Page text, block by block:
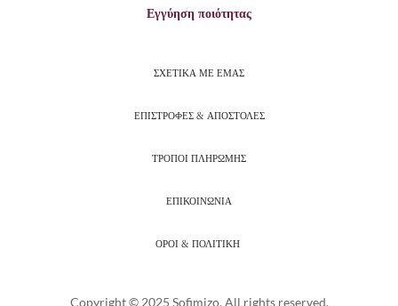
Εγγύηση ποιότητας
ΣΧΕΤΙΚΑ ΜΕ ΕΜΑΣ
ΕΠΙΣΤΡΟΦΕΣ & ΑΠΟΣΤΟΛΕΣ
ΤΡΟΠΟΙ ΠΛΗΡΩΜΗΣ
ΕΠΙΚΟΙΝΩΝΙΑ
ΟΡΟΙ & ΠΟΛΙΤΙΚΗ
Copyright © 2025 Sofimizo. All rights reserved.